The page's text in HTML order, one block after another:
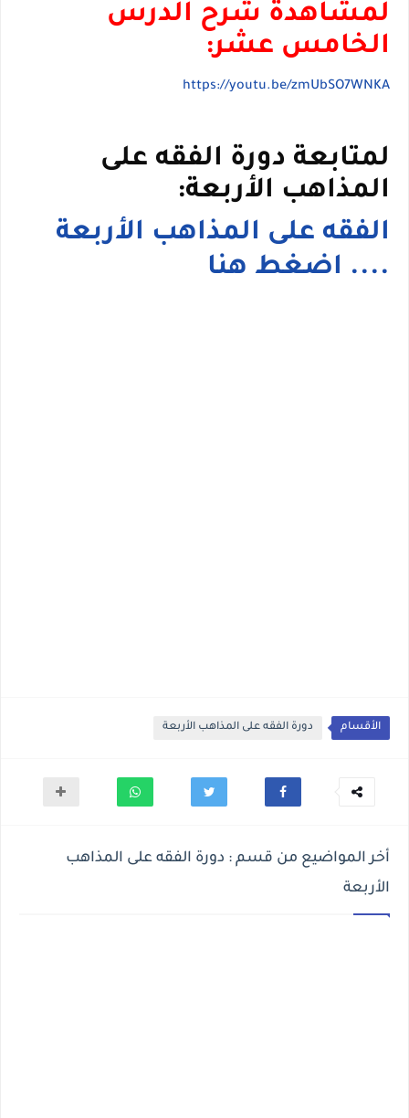
لمشاهدة شرح الدرس
الخامس عشر:
https://youtu.be/zmUbSO7WNKA
لمتابعة دورة الفقه على
المذاهب الأربعة:
الفقه على المذاهب الأربعة
.... اضغط هنا
الأقسام دورة الفقه على المذاهب الأربعة
أخر المواضيع من قسم : دورة الفقه على المذاهب
الأربعة